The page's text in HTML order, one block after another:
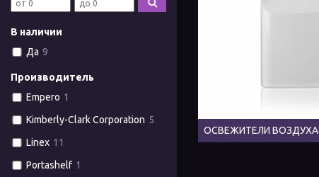
ОСВЕЖИТЕЛИ ВОЗДУХА
В наличии
Да 9
Производитель
Empero 1
Kimberly-Clark Corporation 5
Linex 11
Portashelf 1